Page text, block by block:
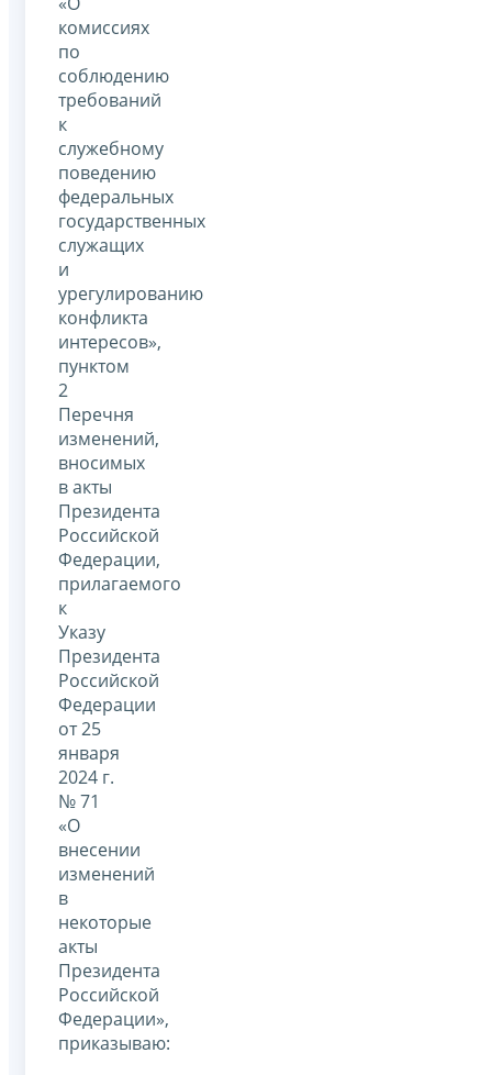
комиссиях
по
соблюдению
требований
к
служебному
поведению
федеральных
государственных
служащих
и
урегулированию
конфликта
интересов»,
пунктом
2
Перечня
изменений,
вносимых
в акты
Президента
Российской
Федерации,
прилагаемого
к
Указу
Президента
Российской
Федерации
от 25
января
2024 г.
№ 71
«О
внесении
изменений
в
некоторые
акты
Президента
Российской
Федерации»,
приказываю: